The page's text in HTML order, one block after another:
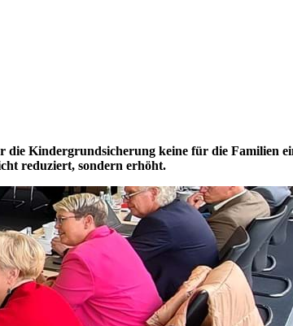
die Kindergrundsicherung keine für die Familien
reduziert, sondern erhöht.